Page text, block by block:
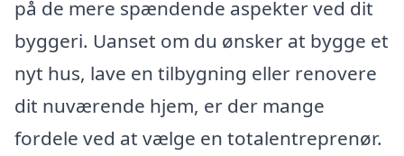
på de mere spændende aspekter ved dit
byggeri. Uanset om du ønsker at bygge et
nyt hus, lave en tilbygning eller renovere
dit nuværende hjem, er der mange
fordele ved at vælge en totalentreprenør.